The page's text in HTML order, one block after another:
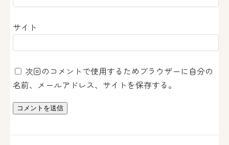
サイト
次回のコメントで使用するためブラウザーに自分の
名前、メールアドレス、サイトを保存する。